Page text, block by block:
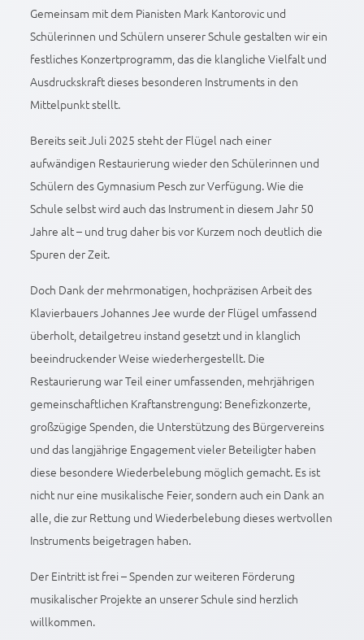
Gemeinsam mit dem Pianisten Mark Kantorovic und
Schülerinnen und Schülern unserer Schule gestalten wir ein
festliches Konzertprogramm, das die klangliche Vielfalt und
Ausdruckskraft dieses besonderen Instruments in den
Mittelpunkt stellt.
Bereits seit Juli 2025 steht der Flügel nach einer
aufwändigen Restaurierung wieder den Schülerinnen und
Schülern des Gymnasium Pesch zur Verfügung. Wie die
Schule selbst wird auch das Instrument in diesem Jahr 50
Jahre alt – und trug daher bis vor Kurzem noch deutlich die
Spuren der Zeit.
Doch Dank der mehrmonatigen, hochpräzisen Arbeit des
Klavierbauers Johannes Jee wurde der Flügel umfassend
überholt, detailgetreu instand gesetzt und in klanglich
beeindruckender Weise wiederhergestellt. Die
Restaurierung war Teil einer umfassenden, mehrjährigen
gemeinschaftlichen Kraftanstrengung: Benefizkonzerte,
großzügige Spenden, die Unterstützung des Bürgervereins
und das langjährige Engagement vieler Beteiligter haben
diese besondere Wiederbelebung möglich gemacht. Es ist
nicht nur eine musikalische Feier, sondern auch ein Dank an
alle, die zur Rettung und Wiederbelebung dieses wertvollen
Instruments beigetragen haben.
Der Eintritt ist frei – Spenden zur weiteren Förderung
musikalischer Projekte an unserer Schule sind herzlich
willkommen.